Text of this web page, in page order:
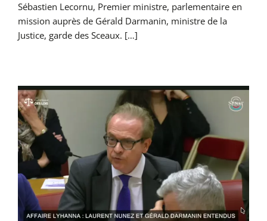
Sébastien Lecornu, Premier ministre, parlementaire en
mission auprès de Gérald Darmanin, ministre de la
Justice, garde des Sceaux. […]